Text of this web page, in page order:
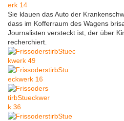
Sie klauen das Auto der
dass im Kofferraum des Wagens
Journalisten versteckt ist, der über
recherchiert.